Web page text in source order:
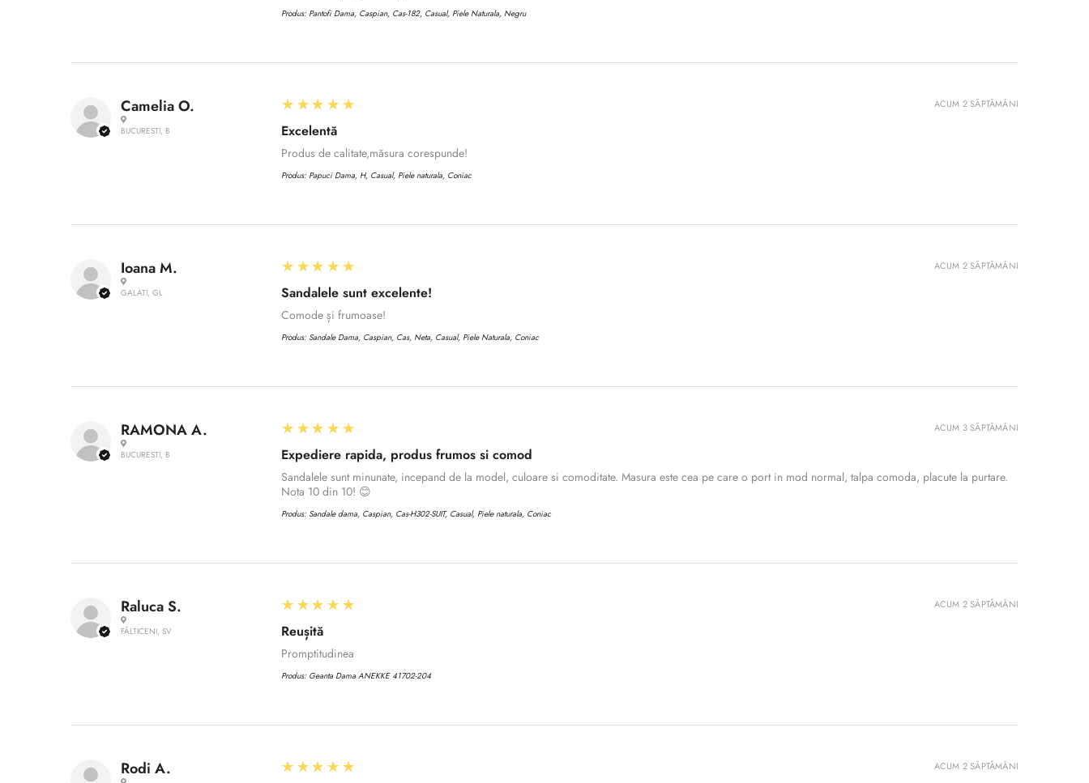
Produs: Pantofi Dama, Caspian, Cas-182, Casual, Piele Naturala, Negru
Camelia O.
BUCURESTI, B
5
★★★★★
Excelentă
Produs de calitate,măsura corespunde!
Produs: Papuci Dama, H, Casual, Piele naturala, Coniac
ACUM 2 SĂPTĂMÂNI
Ioana M.
GALATI, GL
5
★★★★★
Sandalele sunt excelente!
Comode și frumoase!
Produs: Sandale Dama, Caspian, Cas, Neta, Casual, Piele Naturala, Coniac
ACUM 2 SĂPTĂMÂNI
RAMONA A.
BUCURESTI, B
5
★★★★★
Expediere rapida, produs frumos si comod
Sandalele sunt minunate, incepand de la model, culoare si comoditate. Masura este cea pe care o port in mod normal, talpa comoda, placute la purtare.
Nota 10 din 10! 😊
Produs: Sandale dama, Caspian, Cas-H302-SUIT, Casual, Piele naturala, Coniac
ACUM 3 SĂPTĂMÂNI
Raluca S.
FĂLTICENI, SV
5
★★★★★
Reușită
Promptitudinea
Produs: Geanta Dama ANEKKE 41702-204
ACUM 2 SĂPTĂMÂNI
Rodi A. 5
★★★★★ ACUM 2 SĂPTĂMÂNI
Confirm your age